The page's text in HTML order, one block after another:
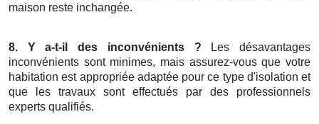
maison reste inchangée.
8. Y a-t-il des inconvénients ? Les désavantages
inconvénients sont minimes, mais assurez-vous que votre
habitation est appropriée adaptée pour ce type d'isolation et
que les travaux sont effectués par des professionnels
experts qualifiés.